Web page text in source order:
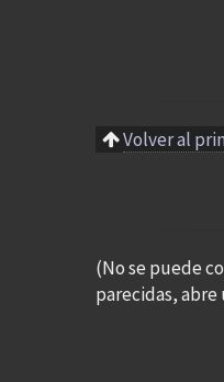
Volver al
(No se puede
parecidas, abre